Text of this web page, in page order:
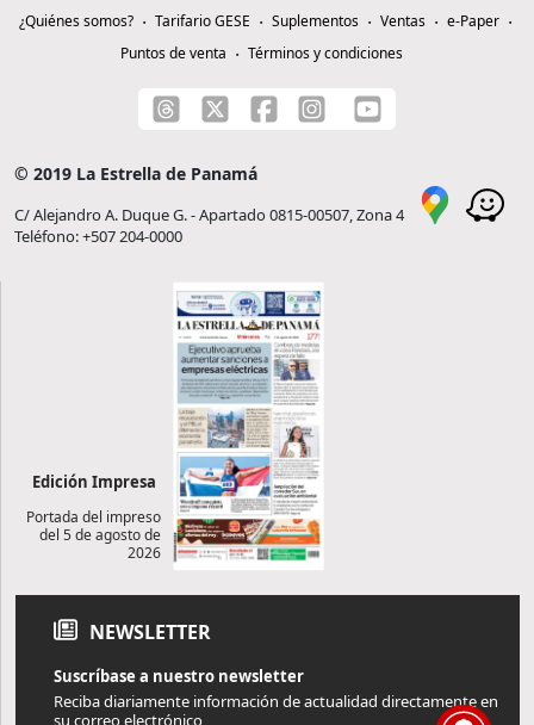
¿Quiénes somos? Tarifario GESE Suplementos Ventas
e-Paper
Puntos de venta
Términos y condiciones
© 2019 La Estrella de Panamá
C/ Alejandro A. Duque G. - Apartado 0815-00507, Zona 4
Teléfono: +507 204-0000
Edición Impresa
Portada del impreso
del 5 de agosto de
2026
NEWSLETTER
Suscríbase a nuestro newsletter
Reciba diariamente información de actualidad directamente en
su correo electrónico